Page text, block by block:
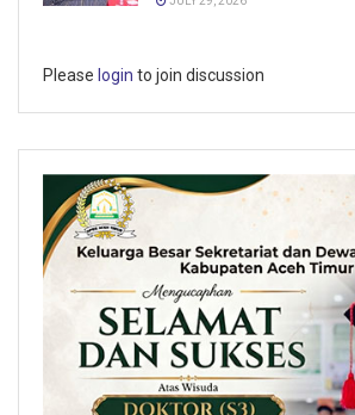
Please login to join discussion